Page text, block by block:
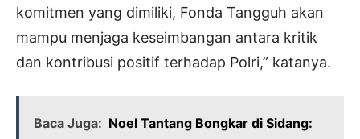
komitmen yang dimiliki, Fonda Tangguh akan
mampu menjaga keseimbangan antara kritik
dan kontribusi positif terhadap Polri,” katanya.
Baca Juga: Noel Tantang Bongkar di Sidang: